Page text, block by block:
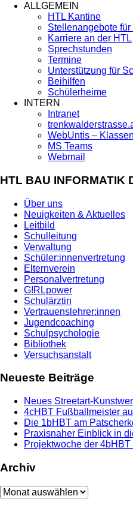
ALLGEMEIN
HTL Kantine
Stellenangebote
Karriere an der HTL
Sprechstunden
Termine
Unterstützung für
Beihilfen
Schülerheime
INTERN
Intranet
WebUntis –
MS Teams
Webmail
HTL BAU INFORMATIK
Über uns
Neuigkeiten & Aktuelles
Leitbild
Schulleitung
Verwaltung
Schüler:innenvertretung
Elternverein
Personalvertretung
G!RLpower
Schulärztin
Vertrauenslehrer:innen
Jugendcoaching
Schulpsychologie
Bibliothek
Versuchsanstalt
Neueste Beiträge
Neues Streetart-
4cHBT Fußballmeister
Die 1bHBT am
Praxisnaher Einblick in
Projektwoche der
Archiv
Archiv